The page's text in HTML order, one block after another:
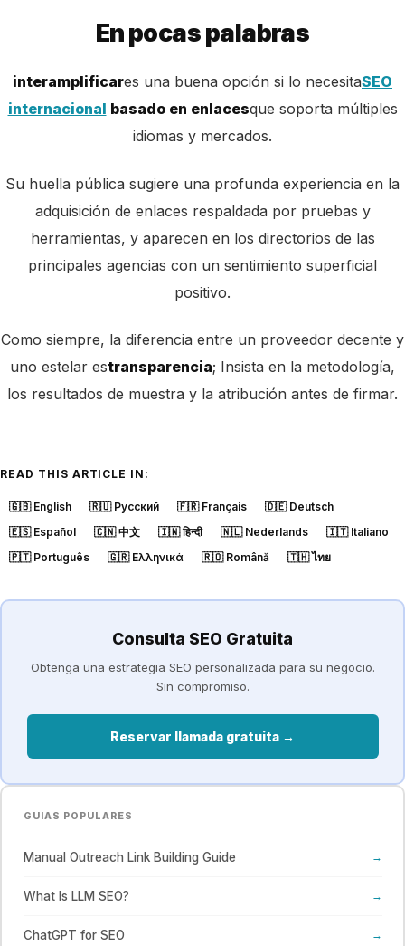
En pocas palabras
interamplificares una buena opción si lo necesitaSEO
internacional basado en enlacesque soporta múltiples
idiomas y mercados.
Su huella pública sugiere una profunda experiencia en la
adquisición de enlaces respaldada por pruebas y
herramientas, y aparecen en los directorios de las
principales agencias con un sentimiento superficial
positivo.
Como siempre, la diferencia entre un proveedor decente y
uno estelar estransparencia; Insista en la metodología,
los resultados de muestra y la atribución antes de firmar.
READ THIS ARTICLE IN:
🇬🇧 English 🇷🇺 Русский 🇫🇷 Français 🇩🇪 Deutsch
🇪🇸 Español 🇨🇳 中文 🇮🇳 हिन्दी 🇳🇱 Nederlands 🇮🇹 Italiano
🇵🇹 Português 🇬🇷 Ελληνικά 🇷🇴 Română 🇹🇭 ไทย
Consulta SEO Gratuita
Obtenga una estrategia SEO personalizada para su negocio.
Sin compromiso.
Reservar llamada gratuita →
GUIAS POPULARES
Manual Outreach Link Building Guide →
What Is LLM SEO? →
ChatGPT for SEO →